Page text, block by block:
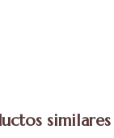
similares